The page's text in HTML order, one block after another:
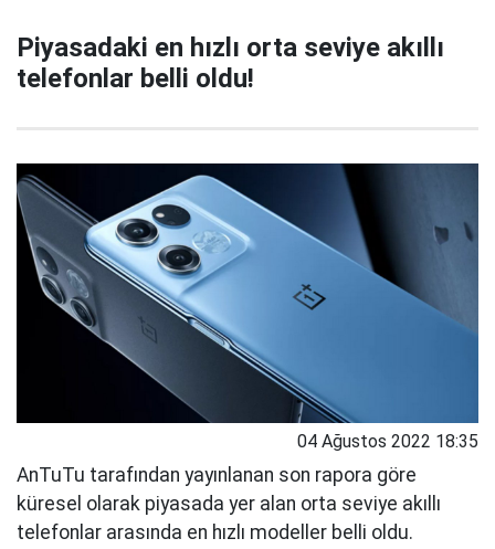
Piyasadaki en hızlı orta seviye akıllı
telefonlar belli oldu!
04 Ağustos 2022 18:35
AnTuTu tarafından yayınlanan son rapora göre
küresel olarak piyasada yer alan orta seviye akıllı
telefonlar arasında en hızlı modeller belli oldu.